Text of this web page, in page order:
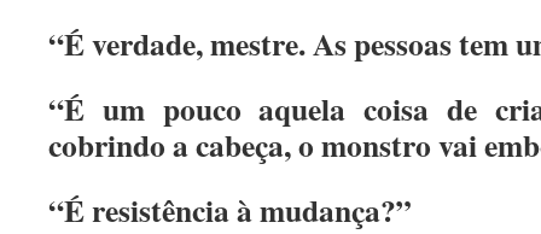
“É verdade, mestre. As pessoas tem
“É um pouco aquela coisa de
cobrindo a cabeça, o monstro vai
“É resistência à mudança?”